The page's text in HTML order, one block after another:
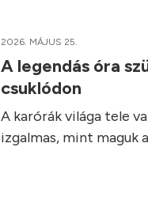
2026. MÁJUS 25.
A legendás óra
csuklódon
A karórák világa tele
izgalmas, mint maguk